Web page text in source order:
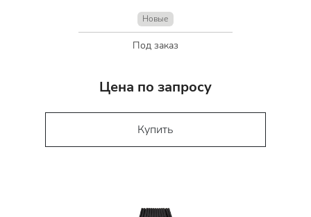
Новые
Под заказ
Цена по запросу
Купить